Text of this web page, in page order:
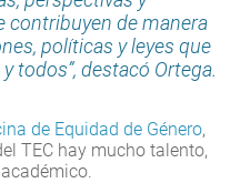
contribuyen de manera
políticas y leyes que
todos”, destacó Ortega.
de Equidad de Género,
TEC hay mucho talento,